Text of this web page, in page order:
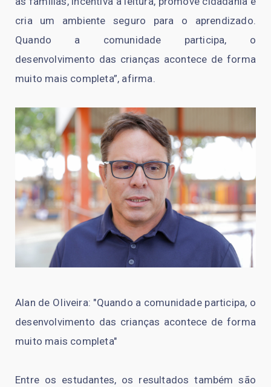
cria um ambiente seguro para o aprendizado.
Quando a comunidade participa, o
desenvolvimento das crianças acontece de forma
muito mais completa”, afirma.
Alan de OIiveira: "Quando a comunidade participa, o
desenvolvimento das crianças acontece de forma
muito mais completa"
Entre os estudantes, os resultados também são